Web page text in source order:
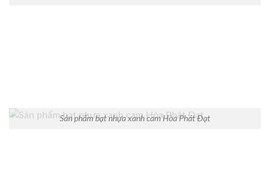
Sản phẩm bạt nhựa xanh cam Hòa Phát Đạt